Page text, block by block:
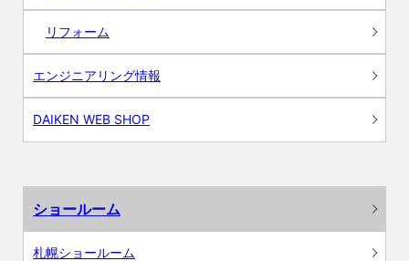
リフォーム
エンジニアリング情報
DAIKEN WEB SHOP
ショールーム
札幌ショールーム